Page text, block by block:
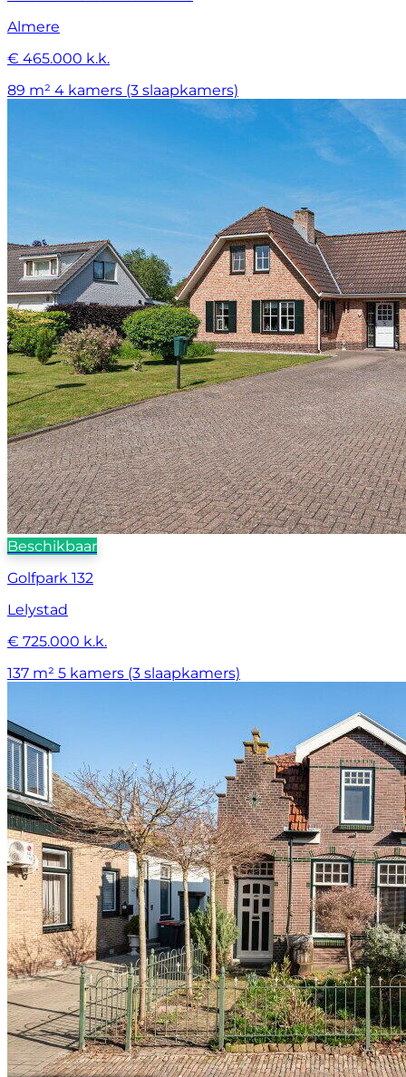
Almere
€ 465.000 k.k.
89 m² 4 kamers (3 slaapkamers)
Beschikbaar
Golfpark 132
Lelystad
€ 725.000 k.k.
137 m² 5 kamers (3 slaapkamers)